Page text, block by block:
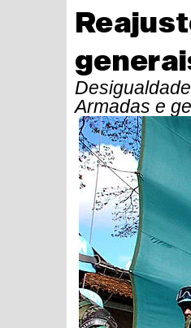
Armadas e